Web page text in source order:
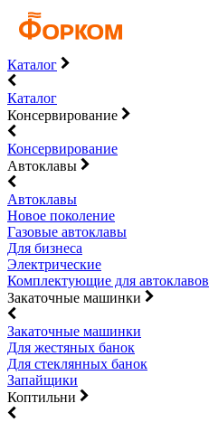
Каталог
Каталог
Консервирование
Консервирование
Автоклавы
Автоклавы
Новое поколение
Газовые автоклавы
Для бизнеса
Электрические
Комплектующие для автоклавов
Закаточные машинки
Закаточные машинки
Для жестяных банок
Для стеклянных банок
Запайщики
Коптильни